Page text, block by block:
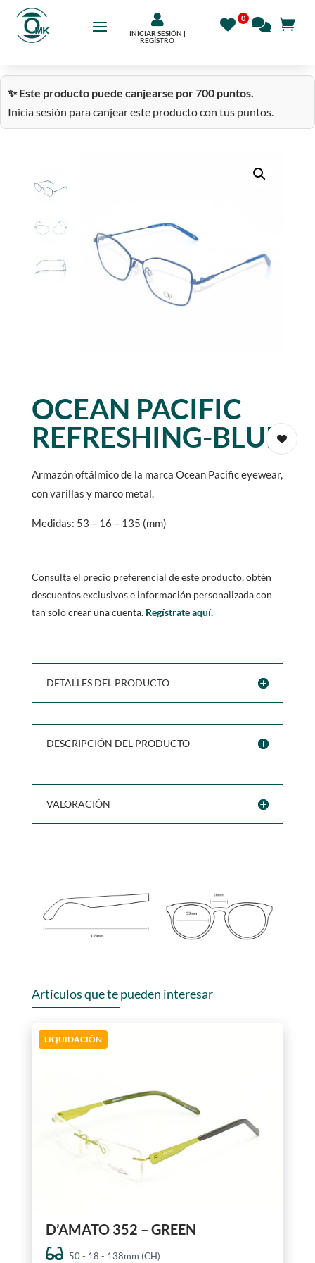

INICIAR SESIÓN |
REGÍSTRO
✨ Este producto puede canjearse por 700 puntos.
Inicia sesión para canjear este producto con tus puntos.
OCEAN PACIFIC
REFRESHING-BLUE
Armazón oftálmico de la marca Ocean Pacific eyewear,
con varillas y marco metal.
Medidas: 53 – 16 – 135 (mm)
Consulta el precio preferencial de este producto, obtén
descuentos exclusivos e información personalizada con
tan solo crear una cuenta. Regístrate aquí.
DETALLES DEL PRODUCTO
DESCRIPCIÓN DEL PRODUCTO
VALORACIÓN
Artículos que te pueden interesar
LIQUIDACIÓN
D’AMATO 352 – GREEN
50 - 18 - 138mm (CH)